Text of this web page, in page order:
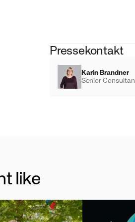
Pressekontakt
Karin Brandner
Senior
like